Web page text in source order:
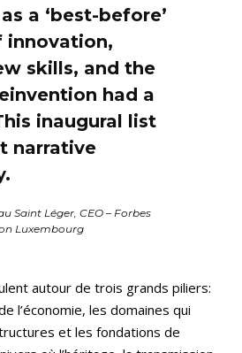
a ‘best-before’
innovation,
skills, and the
had a
inaugural list
narrative
Saint Léger, CEO – Forbes
Luxembourg
autour de trois grands piliers:
l’économie, les domaines qui
et les fondations de